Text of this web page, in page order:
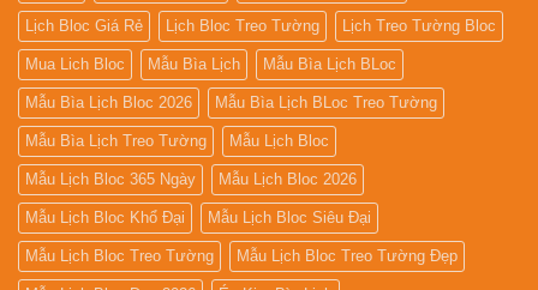
Lịch Bloc Giá Rẻ Lịch Bloc Treo Tường Lịch Treo Tường Bloc
Mua Lich Bloc Mẫu Bìa Lịch Mẫu Bìa Lịch BLoc
Mẫu Bìa Lịch Bloc 2026 Mẫu Bìa Lịch BLoc Treo Tường
Mẫu Bìa Lịch Treo Tường Mẫu Lịch Bloc
Mẫu Lịch Bloc 365 Ngày Mẫu Lịch Bloc 2026
Mẫu Lịch Bloc Khổ Đại Mẫu Lịch Bloc Siêu Đại
Mẫu Lịch Bloc Treo Tường Mẫu Lịch Bloc Treo Tường Đẹp